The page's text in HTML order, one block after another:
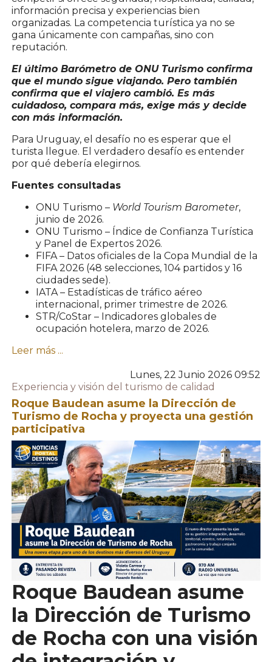
información precisa y experiencias bien
organizadas. La competencia turística ya no se
gana únicamente con campañas, sino con
reputación.
El último Barómetro de ONU Turismo confirma
que el mundo sigue viajando. Pero también
confirma que el viajero cambió. Es más
cuidadoso, compara más, exige más y decide
con más información.
Para Uruguay, el desafío no es esperar que el
turista llegue. El verdadero desafío es entender
por qué debería elegirnos.
Fuentes consultadas
ONU Turismo – World Tourism Barometer,
junio de 2026.
ONU Turismo – Índice de Confianza Turística
y Panel de Expertos 2026.
FIFA – Datos oficiales de la Copa Mundial de la
FIFA 2026 (48 selecciones, 104 partidos y 16
ciudades sede).
IATA – Estadísticas de tráfico aéreo
internacional, primer trimestre de 2026.
STR/CoStar – Indicadores globales de
ocupación hotelera, marzo de 2026.
Leer más ...
Lunes, 22 Junio 2026 09:52
Experiencia y visión del turismo de calidad
Roque Baudean asume la Dirección de
Turismo de Rocha y proyecta una gestión
participativa
Roque Baudean asume
la Dirección de Turismo
de Rocha con una visión